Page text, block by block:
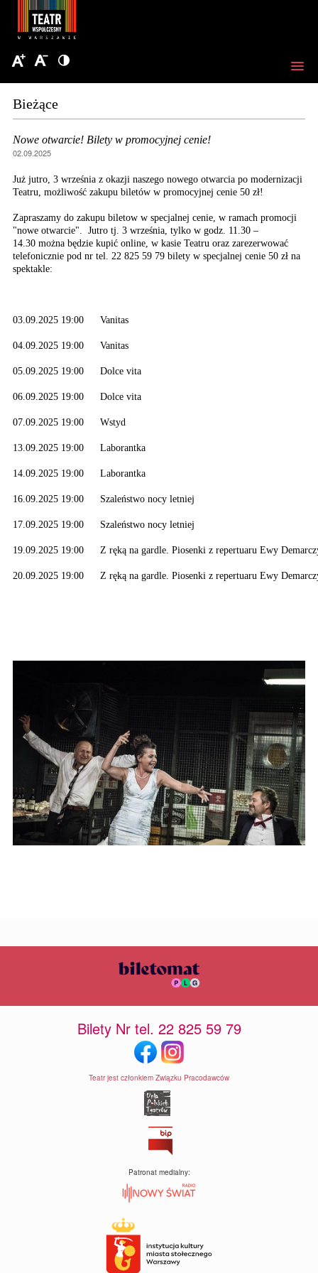
Bieżące
Nowe otwarcie! Bilety w promocyjnej cenie!
02.09.2025
Już jutro, 3 września z okazji naszego nowego otwarcia po modernizacji
Teatru, możliwość zakupu biletów w promocyjnej cenie 50 zł!
Zapraszamy do zakupu biletow w specjalnej cenie, w ramach promocji
"nowe otwarcie". Jutro tj. 3 września, tylko w godz. 11.30 –
14.30 można będzie kupić online, w kasie Teatru oraz zarezerwować
telefonicznie pod nr tel. 22 825 59 79 bilety w specjalnej cenie 50 zł na
spektakle:
03.09.2025 19:00 Vanitas
04.09.2025 19:00 Vanitas
05.09.2025 19:00 Dolce vita
06.09.2025 19:00 Dolce vita
07.09.2025 19:00 Wstyd
13.09.2025 19:00 Laborantka
14.09.2025 19:00 Laborantka
16.09.2025 19:00 Szaleństwo nocy letniej
17.09.2025 19:00 Szaleństwo nocy letniej
19.09.2025 19:00 Z ręką na gardle. Piosenki z repertuaru Ewy
20.09.2025 19:00 Z ręką na gardle. Piosenki z repertuaru Ewy
Bilety Nr tel. 22 825 59 79
Teatr jest członkiem Związku Pracodawców
Patronat medialny: